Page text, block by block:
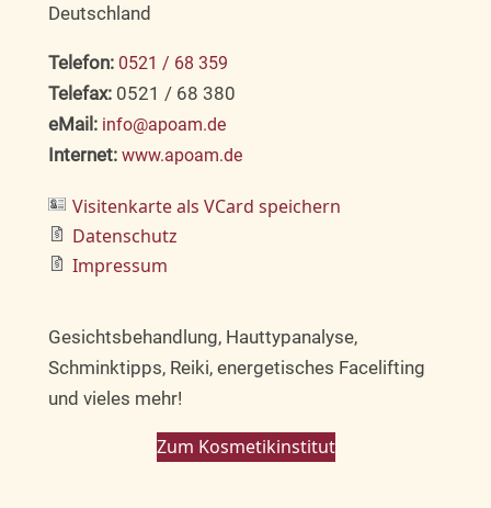
Deutschland
Telefon: 0521 / 68 359
Telefax:0521 / 68 380
eMail: info@apoam.de
Internet: www.apoam.de
Visitenkarte als VCard speichern
Datenschutz
Impressum
Gesichtsbehandlung, Hauttypanalyse,
Schminktipps, Reiki, energetisches Facelifting
und vieles mehr!
Zum Kosmetikinstitut